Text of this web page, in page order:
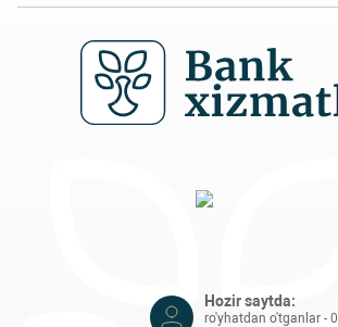
Hozir saytda:
ro'yhatdan o'tganlar - 0